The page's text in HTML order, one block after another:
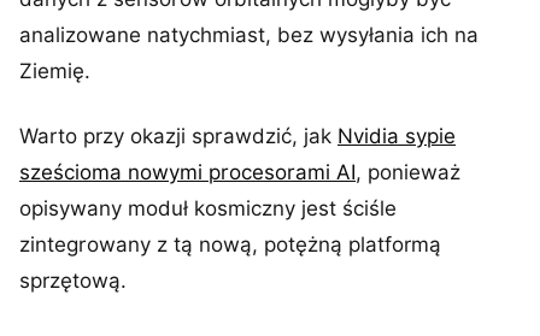
analizowane natychmiast, bez wysyłania ich na
Ziemię.
Warto przy okazji sprawdzić, jak Nvidia sypie
sześcioma nowymi procesorami AI, ponieważ
opisywany moduł kosmiczny jest ściśle
zintegrowany z tą nową, potężną platformą
sprzętową.